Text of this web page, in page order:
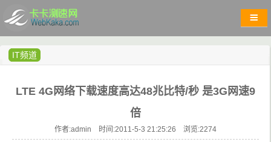
IT频道
LTE 4G网络下载速度高达48兆比特/秒 是3G网速9
倍
作者:admin 时间:2011-5-3 21:25:26 浏览:2274